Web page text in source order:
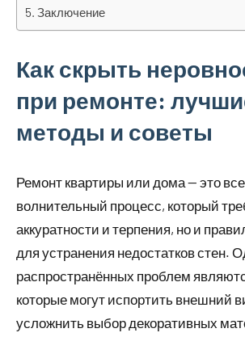
Заключение
Как скрыть
при ремонте:
методы и советы
Ремонт квартиры или дома — это
волнительный процесс, который
аккуратности и терпения, но и
для устранения недостатков стен.
распространённых проблем
которые могут испортить внешний
усложнить выбор декоративных